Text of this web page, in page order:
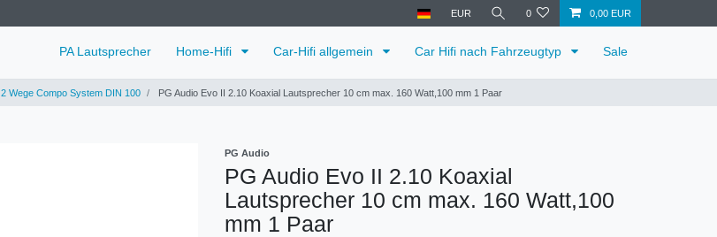
EUR 0 0,00 EUR
PA Lautsprecher Home-Hifi Car-Hifi allgemein Car Hifi nach Fahrzeugtyp Sale
2 Wege Compo System DIN 100 PG Audio Evo II 2.10 Koaxial Lautsprecher 10 cm max. 160 Watt,100 mm 1 Paar
PG Audio
PG Audio Evo II 2.10 Koaxial
Lautsprecher 10 cm max. 160 Watt,100
mm 1 Paar